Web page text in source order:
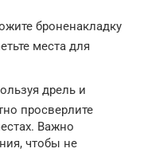
броненакладку
места для
дрель и
просверлите
Важно
чтобы не